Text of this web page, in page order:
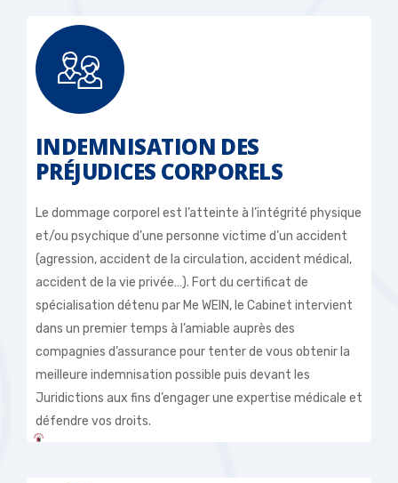
INDEMNISATION DES
PRÉJUDICES CORPORELS
Le dommage corporel est l’atteinte à l’intégrité physique
et/ou psychique d’une personne victime d’un accident
(agression, accident de la circulation, accident médical,
accident de la vie privée…). Fort du certificat de
spécialisation détenu par Me WEIN, le Cabinet intervient
dans un premier temps à l’amiable auprès des
compagnies d’assurance pour tenter de vous obtenir la
meilleure indemnisation possible puis devant les
Juridictions aux fins d’engager une expertise médicale et
défendre vos droits.